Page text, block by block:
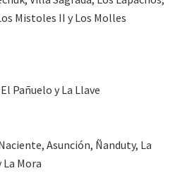
Mistoles II y Los Molles
Pañuelo y La Llave
Asunción, Ñanduty, La
Mora